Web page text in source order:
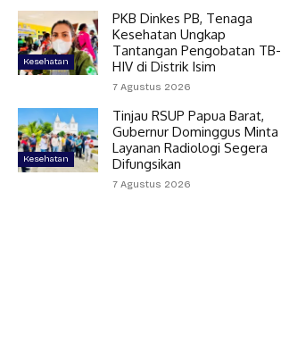
Kesehatan
PKB Dinkes PB, Tenaga
Kesehatan Ungkap
Tantangan Pengobatan TB-
HIV di Distrik Isim
7 Agustus 2026
Kesehatan
Tinjau RSUP Papua Barat,
Gubernur Dominggus Minta
Layanan Radiologi Segera
Difungsikan
7 Agustus 2026